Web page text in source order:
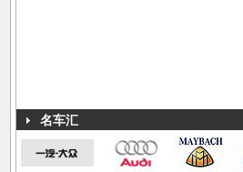
名车汇